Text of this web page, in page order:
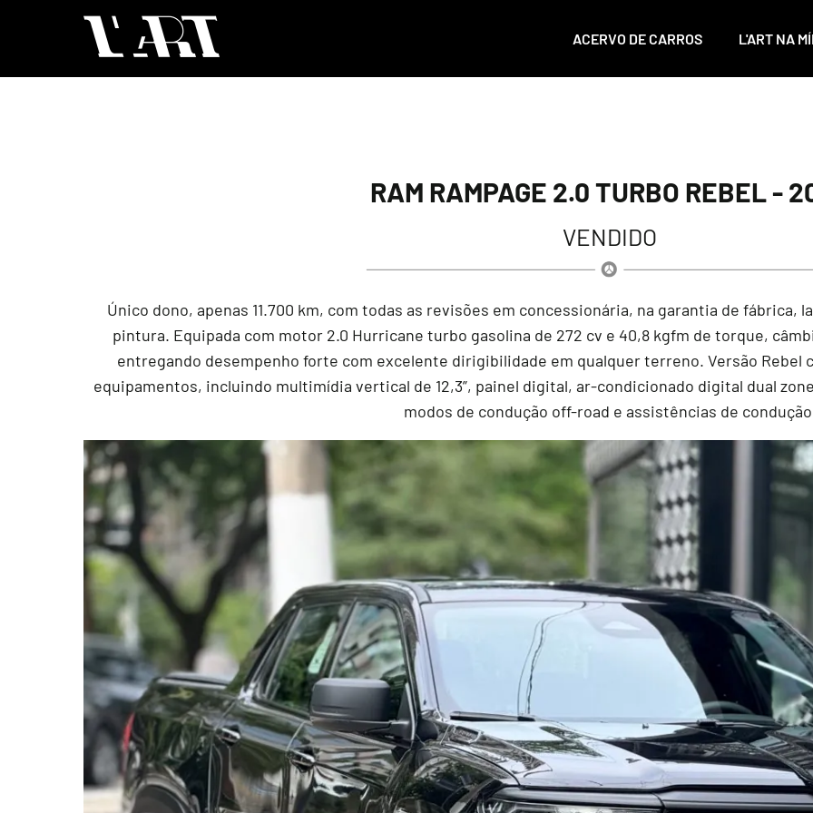
ACERVO DE CARROS L'ART NA
RAM RAMPAGE 2.0 TURBO REBEL -
VENDIDO
Único dono, apenas 11.700 km, com todas as revisões em concessionária, na garantia de fábrica,
pintura. Equipada com motor 2.0 Hurricane turbo gasolina de 272 cv e 40,8 kgfm de torque,
entregando desempenho forte com excelente dirigibilidade em qualquer terreno. Versão Rebel
equipamentos, incluindo multimídia vertical de 12,3”, painel digital, ar-condicionado digital dual
modos de condução off-road e assistências de